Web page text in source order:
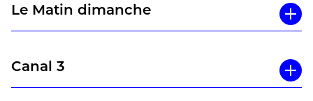
Le Matin dimanche
Canal 3